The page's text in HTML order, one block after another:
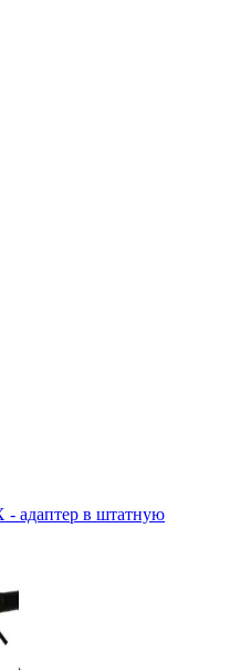
адаптер в штатную